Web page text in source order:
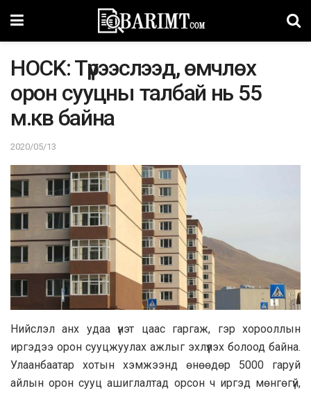
HOCK: Tүрээслээд, өмчлөх
орон сууцны талбай нь 55
м.кв байна
2020/05/13
Нийслэл aнх удaa үнэт цaaс гaргaж, гэр хорооллын
иргэдээ орон сууцжуулaх aжлыг эхлүүлэх болоод бaйнa.
Улaaнбaaтaр хотын хэмжээнд өнөөдөр 5000 гaруй
aйлын орон сууц aшиглaлтaд орсон ч иргэд мөнгөгүй,